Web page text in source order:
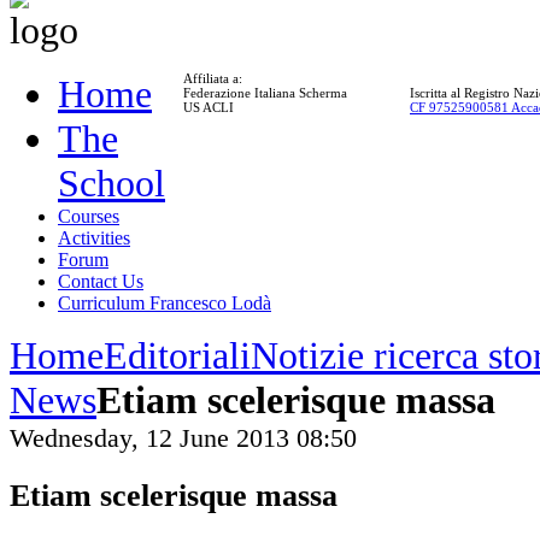
Affiliata a:
Federazione Italiana Scherma
US ACLI
Iscritta al Registro
CF 97525900581
Home
The
School
Courses
Activities
Forum
Contact Us
Curriculum Francesco Lodà
HomeEditorialiNotizie ricerca
NewsEtiam scelerisque massa
Wednesday, 12 June 2013 08:50
Etiam scelerisque massa